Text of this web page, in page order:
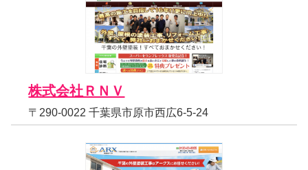
株式会社ＲＮＶ
〒290-0022 千葉県市原市西広6-5-24